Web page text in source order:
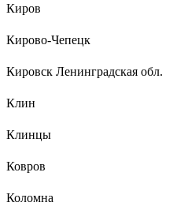
Киров
Кирово-Чепецк
Кировск Ленинградская обл.
Клин
Клинцы
Ковров
Коломна